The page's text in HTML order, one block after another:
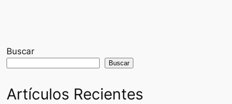
Buscar
Buscar
Artículos Recientes